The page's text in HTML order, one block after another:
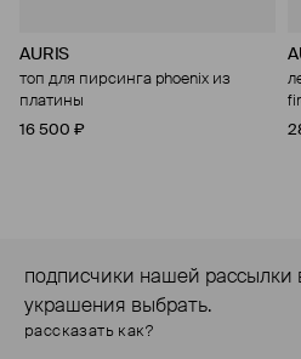
AURIS
топ для пирсинга phoenix из
платины
16 500 ₽
подписчики нашей рассылки
украшения выбрать.
рассказать как?